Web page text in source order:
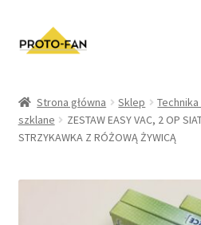
Kursy Stomatologiczne
Strona główna Sklep
szklane
ZESTAW EASY VAC, 2 OP
STRZYKAWKA Z RÓŻOWĄ ŻYWICĄ